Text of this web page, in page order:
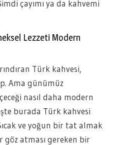
çayımı ya da kahvemi
Lezzeti Modern
Türk kahvesi,
Ama günümüz
nasıl daha modern
burada Türk kahvesi
ve yoğun bir tat almak
atması gereken bir